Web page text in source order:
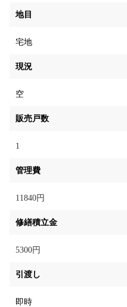
地目
宅地
現況
空
販売戸数
1
管理費
11840円
修繕積立金
5300円
引渡し
即時